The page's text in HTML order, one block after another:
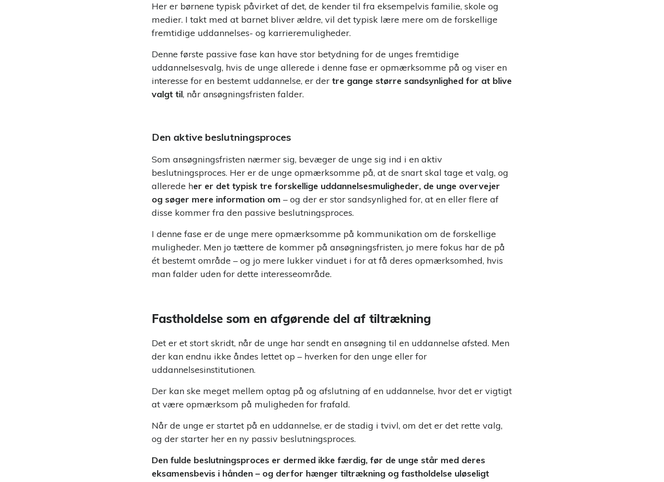
Her er børnene typisk påvirket af det, de kender til fra eksempelvis familie, skole og
medier. I takt med at barnet bliver ældre, vil det typisk lære mere om de forskellige
fremtidige uddannelses- og karrieremuligheder.
Denne første passive fase kan have stor betydning for de unges fremtidige
uddannelsesvalg, hvis de unge allerede i denne fase er opmærksomme på og viser en
interesse for en bestemt uddannelse, er der tre gange større sandsynlighed for at blive
valgt til, når ansøgningsfristen falder.
Den aktive beslutningsproces
Som ansøgningsfristen nærmer sig, bevæger de unge sig ind i en aktiv
beslutningsproces. Her er de unge opmærksomme på, at de snart skal tage et valg, og
allerede her er det typisk tre forskellige uddannelsesmuligheder, de unge overvejer
og søger mere information om – og der er stor sandsynlighed for, at en eller flere af
disse kommer fra den passive beslutningsproces.
I denne fase er de unge mere opmærksomme på kommunikation om de forskellige
muligheder. Men jo tættere de kommer på ansøgningsfristen, jo mere fokus har de på
ét bestemt område – og jo mere lukker vinduet i for at få deres opmærksomhed, hvis
man falder uden for dette interesseområde.
Fastholdelse som en afgørende del af tiltrækning
Det er et stort skridt, når de unge har sendt en ansøgning til en uddannelse afsted. Men
der kan endnu ikke åndes lettet op – hverken for den unge eller for
uddannelsesinstitutionen.
Der kan ske meget mellem optag på og afslutning af en uddannelse, hvor det er vigtigt
at være opmærksom på muligheden for frafald.
Når de unge er startet på en uddannelse, er de stadig i tvivl, om det er det rette valg,
og der starter her en ny passiv beslutningsproces.
Den fulde beslutningsproces er dermed ikke færdig, før de unge står med deres
eksamensbevis i hånden – og derfor hænger tiltrækning og fastholdelse uløseligt